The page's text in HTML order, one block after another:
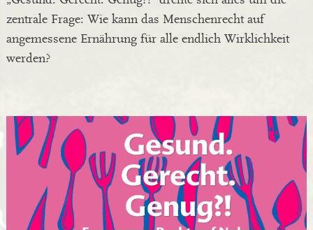
zentrale Frage: Wie kann das Menschenrecht auf
angemessene Ernährung für alle endlich Wirklichkeit
werden?